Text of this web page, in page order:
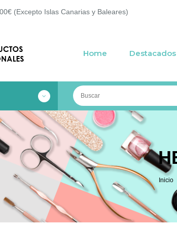
(Excepto Islas Canarias y Baleares)
Home Destacados
Inicio